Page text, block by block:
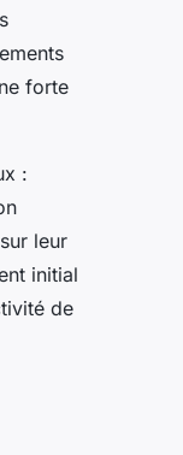
forte
:
leur
initial
de